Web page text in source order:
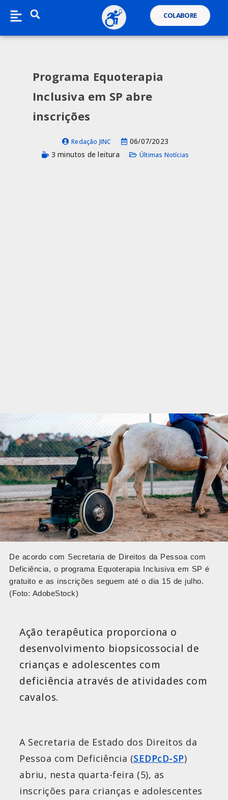
COLABORE
Programa Equoterapia
Inclusiva em SP abre
inscrições
Redação JINC
06/07/2023
3 minutos de leitura
Últimas Notícias
De acordo com Secretaria de Direitos da Pessoa com
Deficiência, o programa Equoterapia Inclusiva em SP é
gratuito e as inscrições seguem até o dia 15 de julho.
(Foto: AdobeStock)
Ação terapêutica proporciona o
desenvolvimento biopsicossocial de
crianças e adolescentes com
deficiência através de atividades com
cavalos.
A Secretaria de Estado dos Direitos da
Pessoa com Deficiência (SEDPcD-SP)
abriu, nesta quarta-feira (5), as
inscrições para crianças e adolescentes